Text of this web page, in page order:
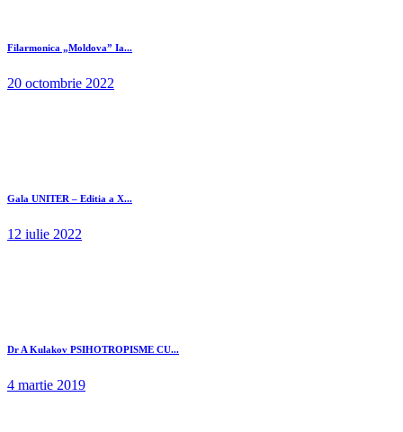
Filarmonica „Moldova” Ia...
20 octombrie 2022
Gala UNITER – Editia a X...
12 iulie 2022
Dr A Kulakov PSIHOTROPISME CU...
4 martie 2019